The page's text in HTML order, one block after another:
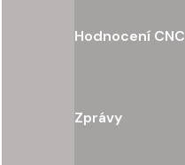
Hodnocení CNC
Zprávy